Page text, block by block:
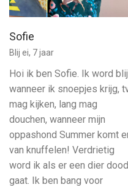
Sofie
Blij ei, 7 jaar
Hoi ik ben Sofie. Ik word blij
wanneer ik snoepjes krijg,
mag kijken, lang mag
douchen, wanneer mijn
oppashond Summer komt
van knuffelen! Verdrietig
word ik als er een dier dood
gaat. Ik ben bang voor